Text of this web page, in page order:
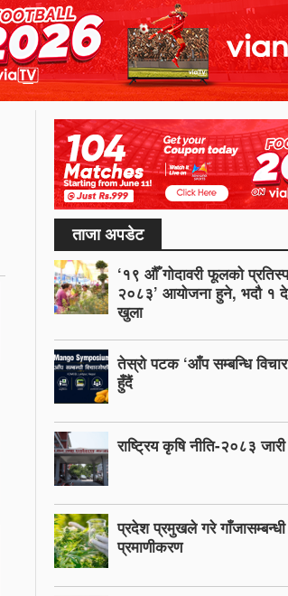
ताजा अपडेट
‘१९ औँ गोदावरी फूलको
२०८३’ आयोजना हुने, भदौ १
खुला
तेस्रो पटक ‘आँप सम्बन्धि
हुँदैं
राष्ट्रिय कृषि नीति-२०८३ जारी
प्रदेश प्रमुखले गरे
प्रमाणीकरण